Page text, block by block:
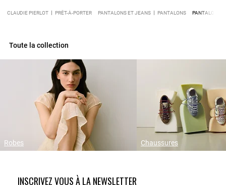
CLAUDIE PIERLOT PRÊT-À-PORTER PANTALONS ET JEANS PANTALONS PANTALON
Toute la collection
Robes Chaussures
INSCRIVEZ VOUS À LA NEWSLETTER